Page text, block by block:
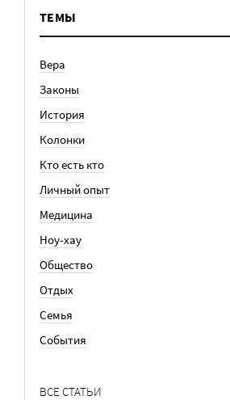
ТЕМЫ
Вера
Законы
История
Колонки
Кто есть кто
Личный опыт
Медицина
Ноу-хау
Общество
Отдых
Семья
События
ВСЕ СТАТЬИ